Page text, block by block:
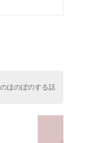
ほのぼのする話